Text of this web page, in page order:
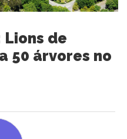
Lions de
50 árvores no